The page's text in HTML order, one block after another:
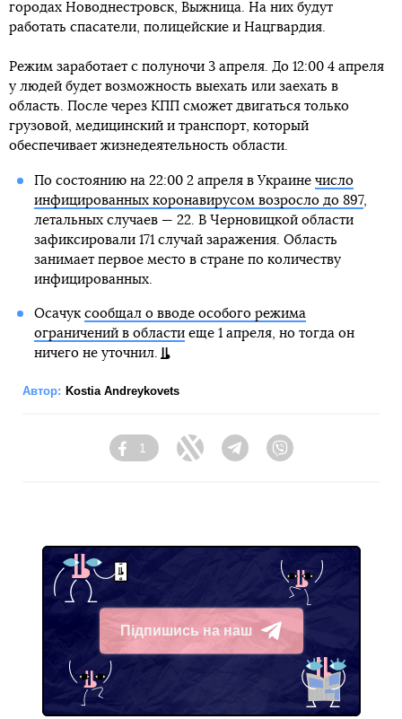
городах Новоднестровск, Выжница. На них будут
работать спасатели, полицейские и Нацгвардия.
Режим заработает с полуночи 3 апреля. До 12:00 4 апреля
у людей будет возможность выехать или заехать в
область. После через КПП сможет двигаться только
грузовой, медицинский и транспорт, который
обеспечивает жизнедеятельность области.
По состоянию на 22:00 2 апреля в Украине число
инфицированных коронавирусом возросло до 897,
летальных случаев — 22. В Черновицкой области
зафиксировали 171 случай заражения. Область
занимает первое место в стране по количеству
инфицированных.
Осачук сообщал о вводе особого режима
ограничений в областиеще 1 апреля, но тогда он
ничего не уточнил.
Автор: Kostia Andreykovets
Facebook
1
Twitter TelegramViber
Підпишись на наш
Telegram